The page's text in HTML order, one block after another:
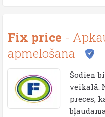
Fix price -
apmelošana
Šodien
veikalā.
preces,